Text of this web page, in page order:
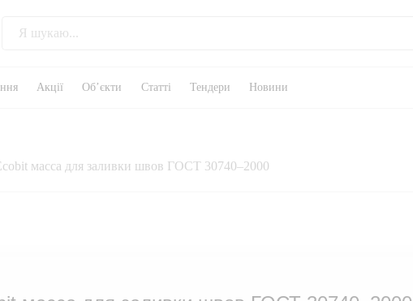
Акції Об’єкти Статті Тендери Новини
масса для заливки швов ГОСТ 30740–2000